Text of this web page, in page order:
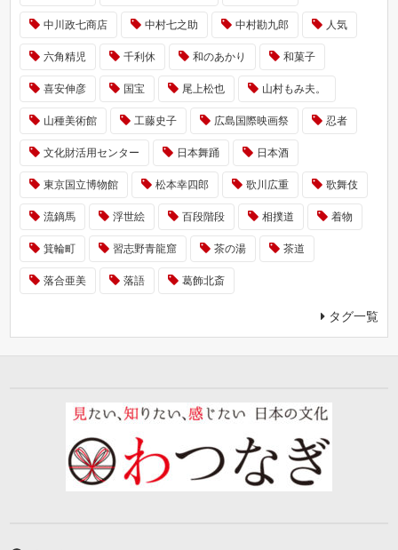
中川政七商店 中村七之助 中村勘九郎 人気
六角精児 千利休 和のあかり 和菓子
喜安伸彦 国宝 尾上松也 山村もみ夫。
山種美術館 工藤史子 広島国際映画祭 忍者
文化財活用センター 日本舞踊 日本酒
東京国立博物館 松本幸四郎 歌川広重 歌舞伎
流鏑馬 浮世絵 百段階段 相撲道 着物
箕輪町 習志野青龍窟 茶の湯 茶道
落合亜美 落語 葛飾北斎
タグ一覧